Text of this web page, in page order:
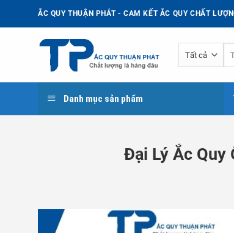
ẮC QUY THUẬN PHÁT - CAM KẾT ẮC QUY CHẤT
Danh mục sản phẩm
Đại Lý Ắc Quy